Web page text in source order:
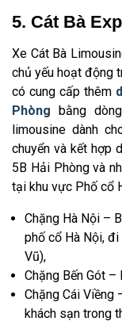
5. Cát Bà
Xe Cát Bà
chủ yếu hoạt động
có cung cấp thêm
Phòng bằng
limousine dành
chuyển và kết hợp
5B Hải Phòng và
tại khu vực Phố cổ
Chặng Hà Nội –
phố cổ Hà Nội,
Vũ),
Chặng Bến Gót –
Chặng Cái Viềng
khách sạn trong